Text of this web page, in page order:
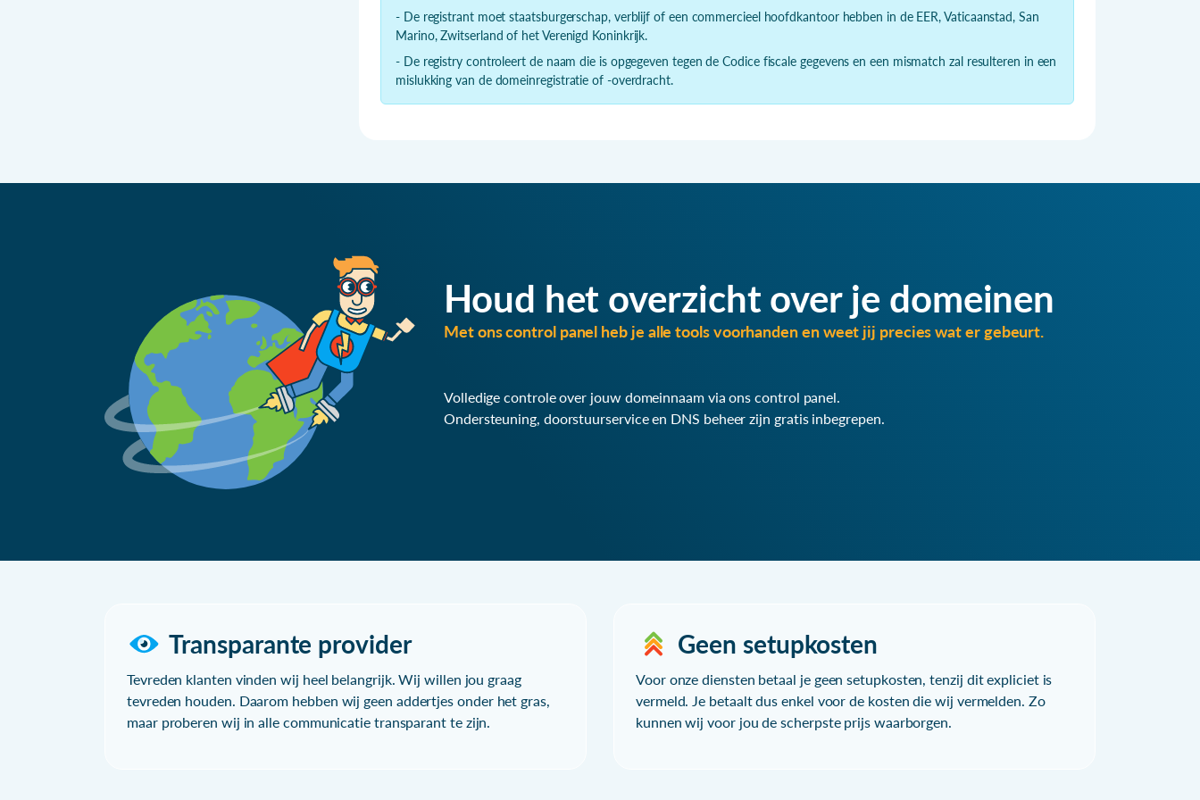
- De registrant moet staatsburgerschap, verblijf of een commercieel hoofdkantoor hebben in de EER, Vaticaanstad, San
Marino, Zwitserland of het Verenigd Koninkrijk.
- De registry controleert de naam die is opgegeven tegen de Codice fiscale gegevens en een mismatch zal resulteren in een
mislukking van de domeinregistratie of -overdracht.
Houd het overzicht over je domeinen
Met ons control panel heb je alle tools voorhanden en weet jij precies wat er gebeurt.
Volledige controle over jouw domeinnaam via ons control panel.
Ondersteuning, doorstuurservice en DNS beheer zijn gratis inbegrepen.
Transparante provider
Tevreden klanten vinden wij heel belangrijk. Wij willen jou graag
tevreden houden. Daarom hebben wij geen addertjes onder het gras,
maar proberen wij in alle communicatie transparant te zijn.
Geen setupkosten
Voor onze diensten betaal je geen setupkosten, tenzij dit expliciet is
vermeld. Je betaalt dus enkel voor de kosten die wij vermelden. Zo
kunnen wij voor jou de scherpste prijs waarborgen.